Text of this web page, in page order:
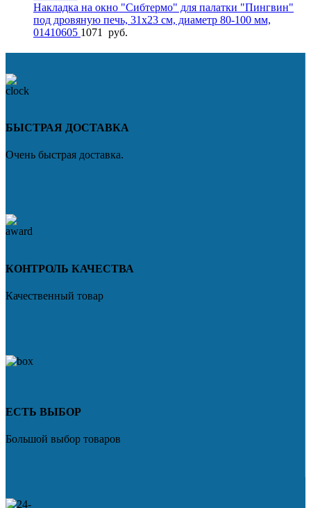
Накладка на окно "Сибтермо" для палатки "Пингвин"
под дровяную печь, 31х23 см, диаметр 80-100 мм,
01410605 1071 руб.
БЫСТРАЯ ДОСТАВКА
Очень быстрая доставка.
КОНТРОЛЬ КАЧЕСТВА
Качественный товар
ЕСТЬ ВЫБОР
Большой выбор товаров